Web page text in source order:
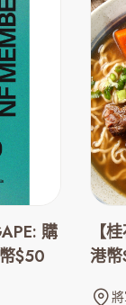
購
$50
【
港